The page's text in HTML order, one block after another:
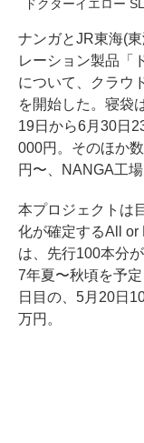
ドクターイエロー
ナンガとJR東海(
レーション製品「
について、クラウ
を開始した。寝袋
19日から6月30日
000円。そのほか
円〜、NANGA工
本プロジェクトは
化が確定するAll or
は、先行100本分
7年夏〜秋頃を予
日目の、5月20日
万円。